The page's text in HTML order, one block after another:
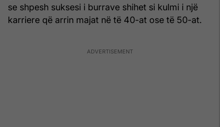
se shpesh suksesi i burrave shihet si kulmi i një
karriere që arrin majat në të 40-at ose të 50-at.